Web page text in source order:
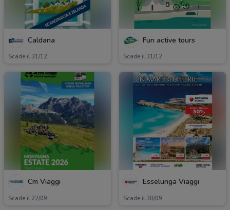
Caldana
Scade il 31/12
Fun active tours
Scade il 31/12
Cm Viaggi
Scade il 22/09
Esselunga Viaggi
Scade il 30/09